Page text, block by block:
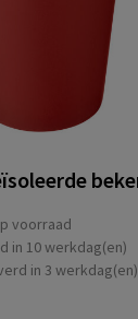
voorraad
in 10 werkdag(en)
in 3 werkdag(en)